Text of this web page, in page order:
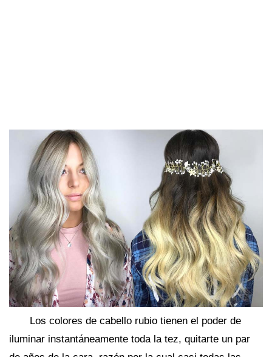
Los colores de cabello rubio tienen el poder de
iluminar instantáneamente toda la tez, quitarte un par